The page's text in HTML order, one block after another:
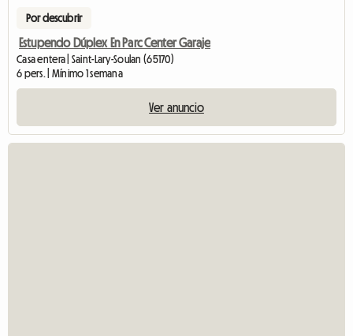
Por descubrir
Estupendo Dúplex En Parc Center Garaje
Casa entera | Saint-Lary-Soulan (65170)
6 pers. | Mínimo 1 semana
Ver anuncio